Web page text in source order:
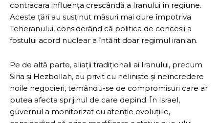
contracara influența crescândă a Iranului în regiune.
Aceste țări au susținut măsuri mai dure împotriva
Teheranului, considerând că politica de concesii a
fostului acord nuclear a întărit doar regimul iranian.
Pe de altă parte, aliații tradiționali ai Iranului, precum
Siria și Hezbollah, au privit cu neliniște și neîncredere
noile negocieri, temându-se de compromisuri care ar
putea afecta sprijinul de care depind. În Israel,
guvernul a monitorizat cu atenție evoluțiile,